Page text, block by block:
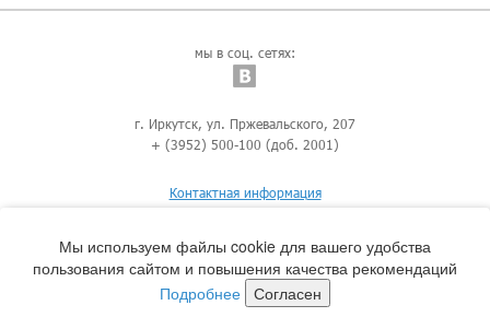
мы в соц. сетях:
г. Иркутск, ул. Пржевальского, 207
+ (3952) 500-100 (доб. 2001)
Контактная информация
Мы используем файлы cookie для вашего удобства
пользования сайтом и повышения качества рекомендаций
Подробнее Согласен